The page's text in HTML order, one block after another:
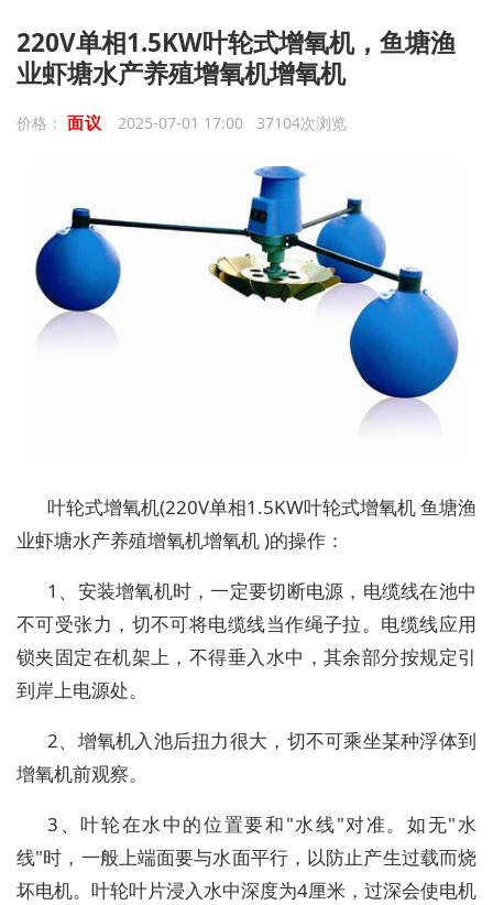
220V单相1.5KW叶轮式增氧机，鱼塘渔
业虾塘水产养殖增氧机增氧机
价格： 面议 2025-07-01 17:00 37104次浏览
叶轮式增氧机(220V单相1.5KW叶轮式增氧机 鱼塘渔
业虾塘水产养殖增氧机增氧机 )的操作：
1、安装增氧机时，一定要切断电源，电缆线在池中
不可受张力，切不可将电缆线当作绳子拉。电缆线应用
锁夹固定在机架上，不得垂入水中，其余部分按规定引
到岸上电源处。
2、增氧机入池后扭力很大，切不可乘坐某种浮体到
增氧机前观察。
3、叶轮在水中的位置要和"水线"对准。如无"水
线"时，一般上端面要与水面平行，以防止产生过载而烧
坏电机。叶轮叶片浸入水中深度为4厘米，过深会使电机